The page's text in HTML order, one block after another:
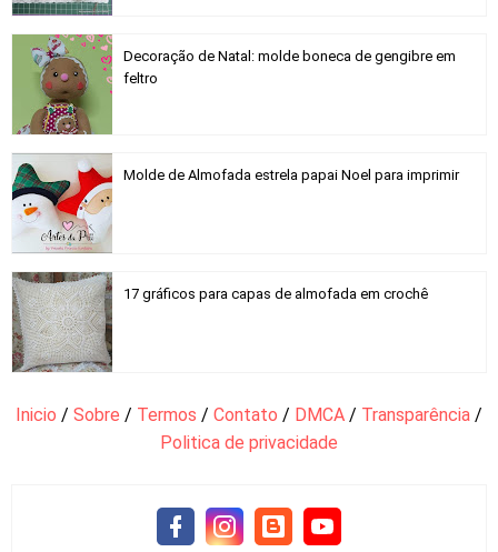
Decoração de Natal: molde boneca de gengibre em
feltro
Molde de Almofada estrela papai Noel para imprimir
17 gráficos para capas de almofada em crochê
Inicio / Sobre / Termos / Contato / DMCA / Transparência /
Politica de privacidade